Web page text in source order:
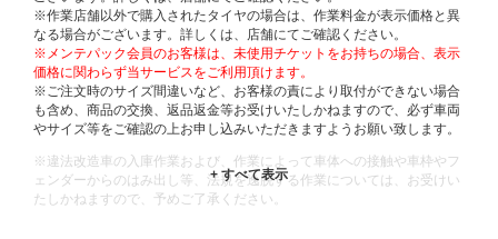
※作業店舗以外で購入されたタイヤの場合は、作業料金が表示価格と異
なる場合がございます。詳しくは、店舗にてご確認ください。
※メンテパック会員のお客様は、未使用チケットをお持ちの場合、表示
価格に関わらず当サービスをご利用頂けます。
※ご注文時のサイズ間違いなど、お客様の責により取付ができない場合
も含め、商品の交換、返品返金等お受けいたしかねますので、必ず車両
やサイズ等をご確認の上お申し込みいただきますようお願い致します。
※違法改造車の入庫作業および、作業によって車体への接触や車枠やフ
ェンダーからのはみ出し等、法規を逸脱する作業については、お受けい
たしかねますので、予めご了承ください。